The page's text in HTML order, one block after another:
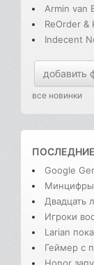
Armin van
ReOrder &
Indecent
добавить
все новинки
ПОСЛЕДНИЕ
Google
Минцифры
Двадцать
Игроки
Larian
Геймер с